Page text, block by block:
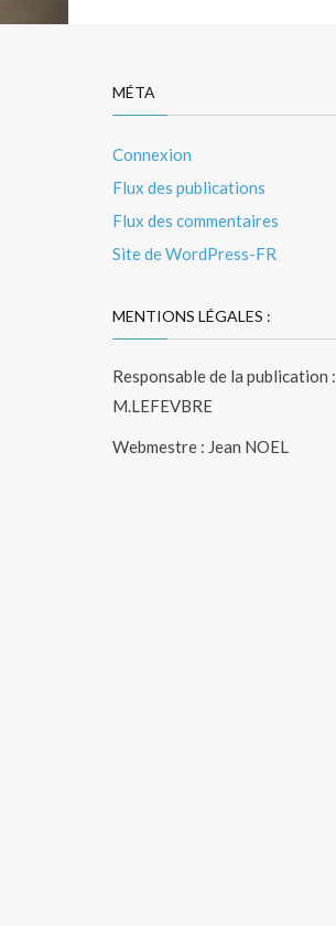
MÉTA
Connexion
Flux des publications
Flux des commentaires
Site de WordPress-FR
MENTIONS LÉGALES :
Responsable de la publication :
M.LEFEVBRE
Webmestre : Jean NOEL